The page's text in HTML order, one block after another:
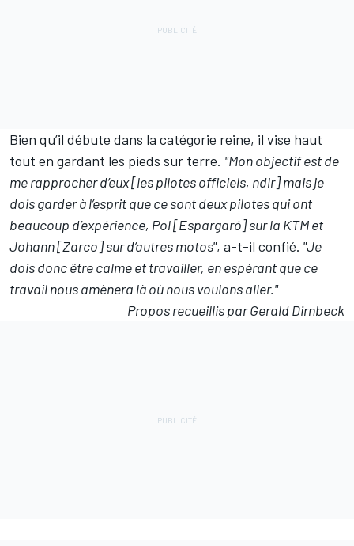
Bien qu’il débute dans la catégorie reine, il vise haut
tout en gardant les pieds sur terre. "Mon objectif est de
me rapprocher d’eux [les pilotes officiels, ndlr] mais je
dois garder à l’esprit que ce sont deux pilotes qui ont
beaucoup d’expérience, Pol [Espargaró] sur la KTM et
Johann [Zarco] sur d’autres motos", a-t-il confié. "Je
dois donc être calme et travailler, en espérant que ce
travail nous amènera là où nous voulons aller."
Propos recueillis par Gerald Dirnbeck